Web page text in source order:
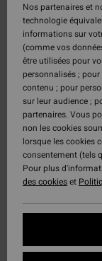
Nos partenaires et
technologie
informations sur
(comme vos
être utilisées pour
personnalisés ;
contenu ; pour
sur leur audience ;
partenaires. Vous
non les cookies
lorsque les cookies
consentement (tels
Pour plus
des cookieset